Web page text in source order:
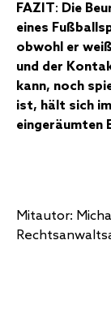
FAZIT: Die
eines
obwohl er
und der
kann, noch
ist, hält sich
eingeräumten
Mitautor: